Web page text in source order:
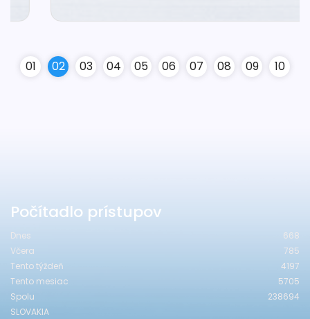
01 02 03 04 05 06 07 08 09 10
Počítadlo prístupov
Dnes
668
Včera
785
Tento týždeň
4197
Tento mesiac
5705
Spolu
238694
SLOVAKIA